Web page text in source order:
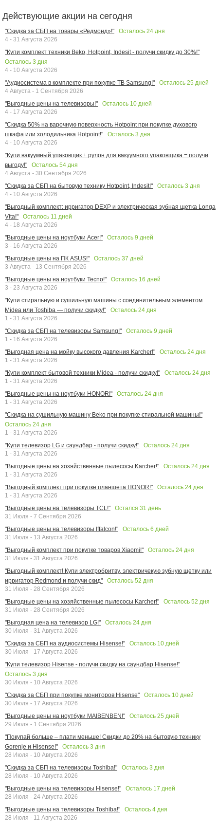
Действующие акции на сегодня
"Скидка за СБП на товары «Редмонд»!" Осталось 24 дня
4 - 31 Августа 2026
"Купи комплект техники Beko, Hotpoint, Indesit - получи скидку до 30%!"
Осталось 3 дня
4 - 10 Августа 2026
"Аудиосистема в комплекте при покупке ТВ Samsung!"
Осталось 25 дней
4 Августа - 1 Сентября 2026
"Выгодные цены на телевизоры!"
Осталось 10 дней
4 - 17 Августа 2026
"Скидка 50% на варочную поверхность Hotpoint при покупке духового
шкафа или холодильника Hotpoint!"
Осталось 3 дня
4 - 10 Августа 2026
"Купи вакуумный упаковщик + рулон для вакуумного упаковщика = получи
выгоду!"
Осталось 54 дня
4 Августа - 30 Сентября 2026
"Скидка за СБП на бытовую технику Hotpoint, Indesit!"
Осталось 3 дня
4 - 10 Августа 2026
"Выгодный комплект: ирригатор DEXP и электрическая зубная щетка Longa
Vita!"
Осталось 11 дней
4 - 18 Августа 2026
"Выгодные цены на ноутбуки Acer!"
Осталось 9 дней
3 - 16 Августа 2026
"Выгодные цены на ПК ASUS!"
Осталось 37 дней
3 Августа - 13 Сентября 2026
"Выгодные цены на ноутбуки Tecno!"
Осталось 16 дней
3 - 23 Августа 2026
"Купи стиральную и сушильную машины с соединительным элементом
Midea или Toshiba — получи скидку!"
Осталось 24 дня
1 - 31 Августа 2026
"Скидка за СБП на телевизоры Samsung!"
Осталось 9 дней
1 - 16 Августа 2026
"Выгодная цена на мойку высокого давления Karcher!"
Осталось 24 дня
1 - 31 Августа 2026
"Купи комплект бытовой техники Midea - получи скидку!"
Осталось 24 дня
1 - 31 Августа 2026
"Выгодные цены на ноутбуки HONOR!"
Осталось 24 дня
1 - 31 Августа 2026
"Скидка на сушильную машину Beko при покупке стиральной машины!"
Осталось 24 дня
1 - 31 Августа 2026
"Купи телевизор LG и саундбар - получи скидку!"
Осталось 24 дня
1 - 31 Августа 2026
"Выгодные цены на хозяйственные пылесосы Karcher!"
Осталось 24 дня
1 - 31 Августа 2026
"Выгодный комплект при покупке планшета HONOR!"
Осталось 24 дня
1 - 31 Августа 2026
"Выгодные цены на телевизоры TCL!"
Остался 31 день
31 Июля - 7 Сентября 2026
"Выгодные цены на телевизоры Iffalcon!"
Осталось 6 дней
31 Июля - 13 Августа 2026
"Выгодный комплект при покупке товаров Xiaomi!"
Осталось 24 дня
31 Июля - 31 Августа 2026
"Выгодный комплект! Купи электробритву, электричекую зубную щетку или
ирригатор Redmond и получи скид"
Осталось 52 дня
31 Июля - 28 Сентября 2026
"Выгодные цены на хозяйственные пылесосы Karcher!"
Осталось 52 дня
31 Июля - 28 Сентября 2026
"Выгодная цена на телевизор LG!"
Осталось 24 дня
30 Июля - 31 Августа 2026
"Скидка за СБП на аудиосистемы Hisense!"
Осталось 10 дней
30 Июля - 17 Августа 2026
"Купи телевизор Hisense - получи скидку на саундбар Hisense!"
Осталось 3 дня
30 Июля - 10 Августа 2026
"Скидка за СБП при покупке мониторов Hisense"
Осталось 10 дней
30 Июля - 17 Августа 2026
"Выгодные цены на ноутбуки MAIBENBEN!"
Осталось 25 дней
29 Июля - 1 Сентября 2026
"Покупай больше – плати меньше! Скидки до 20% на бытовую технику
Gorenje и Hisense!"
Осталось 3 дня
28 Июля - 10 Августа 2026
"Скидка за СБП на телевизоры Toshiba!"
Осталось 3 дня
28 Июля - 10 Августа 2026
"Выгодные цены на телевизоры Hisense!"
Осталось 17 дней
28 Июля - 24 Августа 2026
"Выгодные цены на телевизоры Toshiba!"
Осталось 4 дня
28 Июля - 11 Августа 2026